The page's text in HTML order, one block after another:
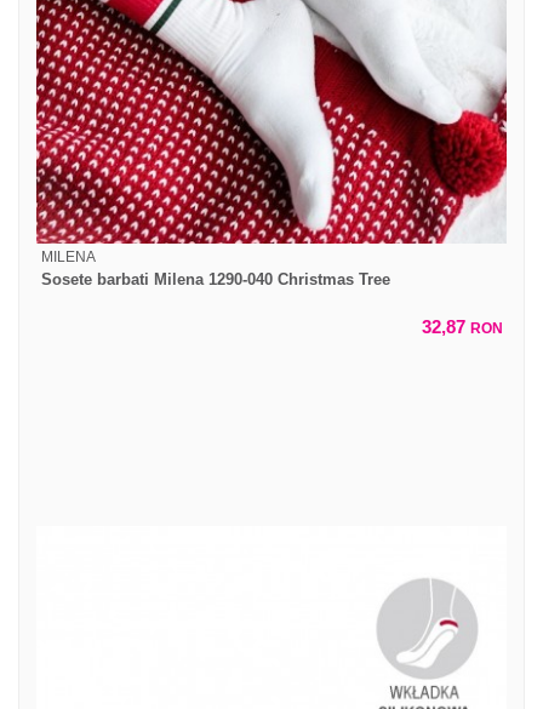
MILENA
Sosete barbati Milena 1290-040 Christmas Tree
32,87 RON